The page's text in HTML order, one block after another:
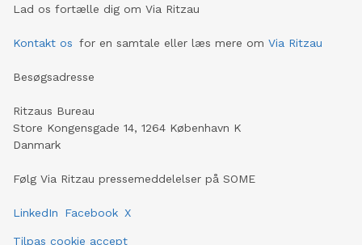
Lad os fortælle dig om Via Ritzau
Kontakt os for en samtale eller læs mere om Via Ritzau
Besøgsadresse
Ritzaus Bureau
Store Kongensgade 14, 1264 København K
Danmark
Følg Via Ritzau pressemeddelelser på SOME
LinkedIn Facebook X
Tilpas cookie accept